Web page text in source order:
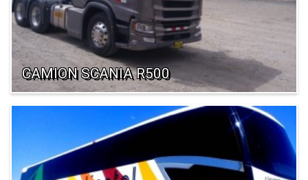
CAMION SCANIA R500